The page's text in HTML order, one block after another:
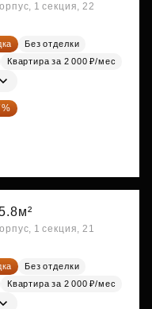
1 секция, 22
Без отделки
Квартира за 2 000 ₽/мес
1 секция, 21
Без отделки
Квартира за 2 000 ₽/мес